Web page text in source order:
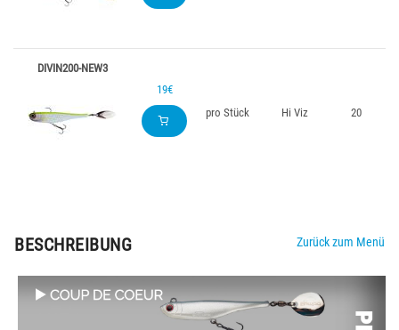
DIVIN200-NEW3
19€
pro Stück
Hi Viz 20
BESCHREIBUNG Zurück zum Menü